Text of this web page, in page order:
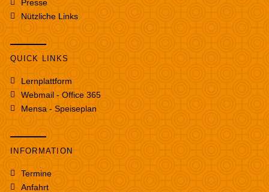
Presse
Nützliche Links
QUICK LINKS
Lernplattform
Webmail - Office 365
Mensa - Speiseplan
INFORMATION
Termine
Anfahrt